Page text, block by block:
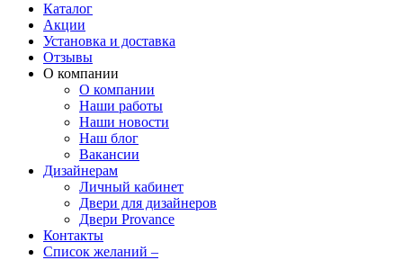
Каталог
Акции
Установка и доставка
Отзывы
О компании
О компании
Наши работы
Наши новости
Наш блог
Вакансии
Дизайнерам
Личный кабинет
Двери для дизайнеров
Двери Provance
Контакты
Список желаний –